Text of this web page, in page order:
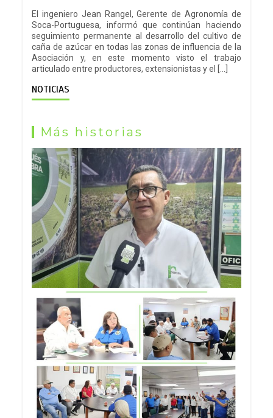
El ingeniero Jean Rangel, Gerente de Agronomía de
Soca-Portuguesa, informó que continúan haciendo
seguimiento permanente al desarrollo del cultivo de
caña de azúcar en todas las zonas de influencia de la
Asociación y, en este momento visto el trabajo
articulado entre productores, extensionistas y el […]
NOTICIAS
Más historias